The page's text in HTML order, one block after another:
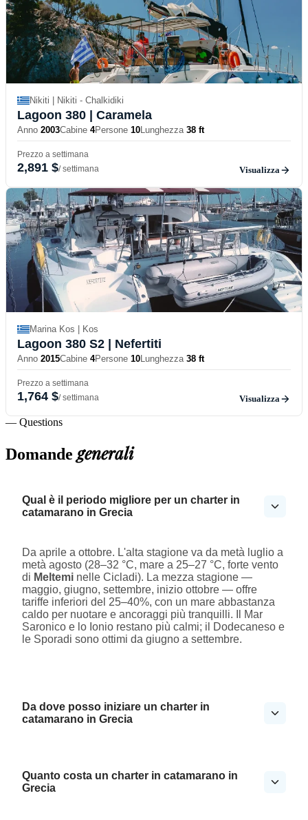
Nikiti | Nikiti - Chalkidiki
Lagoon 380 | Caramela
Anno 2003Cabine 4Persone 10Lunghezza 38 ft
Prezzo a settimana
2,891 $/ settimana Visualizza
Marina Kos | Kos
Lagoon 380 S2 | Nefertiti
Anno 2015Cabine 4Persone 10Lunghezza 38 ft
Prezzo a settimana
1,764 $/ settimana Visualizza
— Questions
Domandegenerali
Qual è il periodo migliore per un charter in
catamarano in Grecia
Da aprile a ottobre. L'alta stagione va da metà luglio a
metà agosto (28–32 °C, mare a 25–27 °C, forte vento
di Meltemi nelle Cicladi). La mezza stagione —
maggio, giugno, settembre, inizio ottobre — offre
tariffe inferiori del 25–40%, con un mare abbastanza
caldo per nuotare e ancoraggi più tranquilli. Il Mar
Saronico e lo Ionio restano più calmi; il Dodecaneso e
le Sporadi sono ottimi da giugno a settembre.
Da dove posso iniziare un charter in
catamarano in Grecia
Quanto costa un charter in catamarano in
Grecia